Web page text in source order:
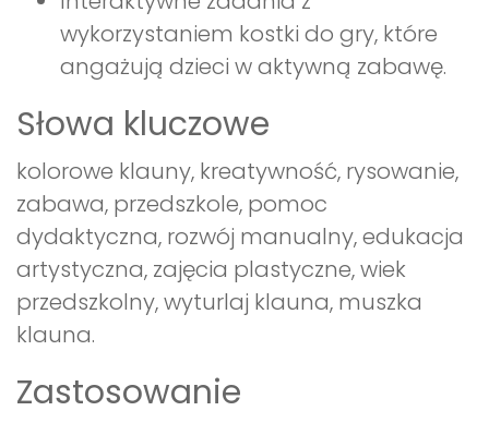
wykorzystaniem kostki do gry, które
angażują dzieci w aktywną zabawę.
Słowa kluczowe
kolorowe klauny, kreatywność, rysowanie,
zabawa, przedszkole, pomoc
dydaktyczna, rozwój manualny, edukacja
artystyczna, zajęcia plastyczne, wiek
przedszkolny, wyturlaj klauna, muszka
klauna.
Zastosowanie